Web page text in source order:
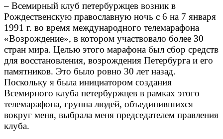
– Всемирный клуб петербуржцев возник в
Рождественскую православную ночь с 6 на 7 января
1991 г. во время международного телемарафона
«Возрождение», в котором участвовало более 30
стран мира. Целью этого марафона был сбор средств
для восстановления, возрождения Петербурга и его
памятников. Это было ровно 30 лет назад.
Поскольку я была инициатором создания
Всемирного клуба петербуржцев в рамках этого
телемарафона, группа людей, объединившихся
вокруг меня, выбрала меня председателем правления
клуба.